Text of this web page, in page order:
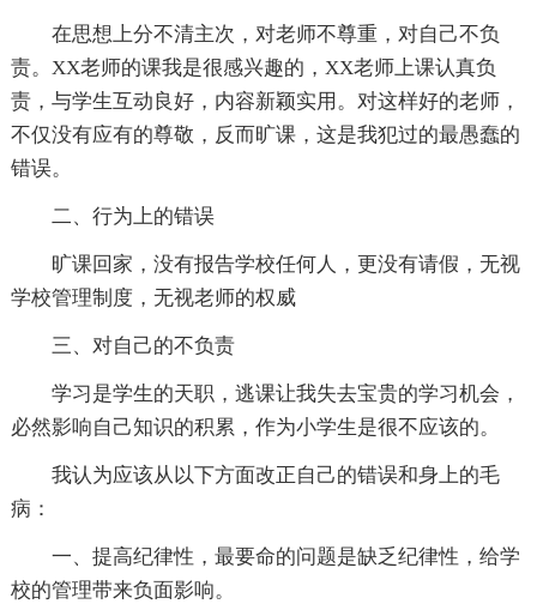
在思想上分不清主次，对老师不尊重，对自己不负
责。XX老师的课我是很感兴趣的，XX老师上课认真负
责，与学生互动良好，内容新颖实用。对这样好的老师，
不仅没有应有的尊敬，反而旷课，这是我犯过的最愚蠢的
错误。
二、行为上的错误
旷课回家，没有报告学校任何人，更没有请假，无视
学校管理制度，无视老师的权威
三、对自己的不负责
学习是学生的天职，逃课让我失去宝贵的学习机会，
必然影响自己知识的积累，作为小学生是很不应该的。
我认为应该从以下方面改正自己的错误和身上的毛
病：
一、提高纪律性，最要命的问题是缺乏纪律性，给学
校的管理带来负面影响。